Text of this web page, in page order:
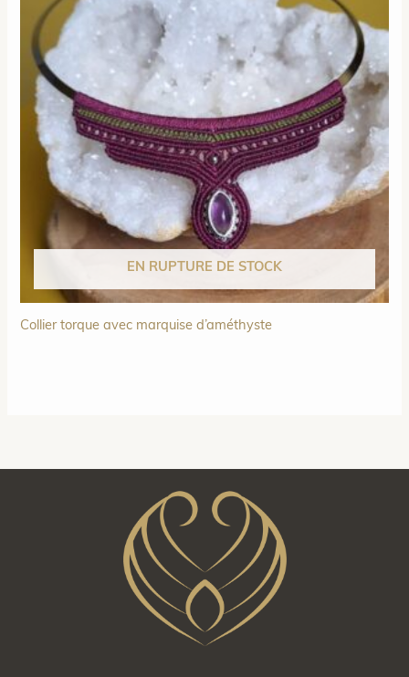
EN RUPTURE DE STOCK
Collier torque avec marquise d’améthyste